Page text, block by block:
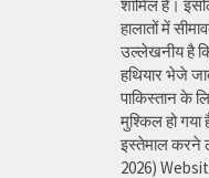
शामिल है।
हालातों में
उल्लेखनीय है
हथियार भेजे
पाकिस्तान के
मुश्किल हो गया
इस्तेमाल करने
2026)